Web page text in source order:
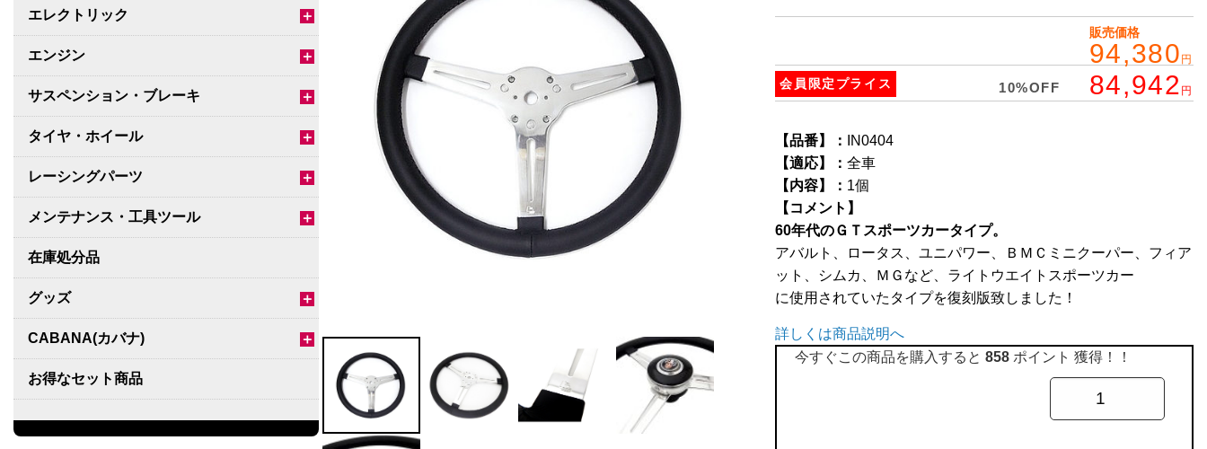
＋
エレクトリック
＋
エンジン
＋
サスペンション・ブレーキ
＋
タイヤ・ホイール
＋
レーシングパーツ
＋
メンテナンス・工具ツール
在庫処分品
＋
グッズ
＋
CABANA(カバナ)
お得なセット商品
チームマルヤマ
販売価格
94,380 円
会員限定 プライス 10%OFF 84,942 円
【品番】：
IN0404
【適応】：全車
【内容】： 1個
【コメント】
60年代のＧＴスポーツカータイプ。
アバルト、ロータス、ユニパワー、ＢＭＣミニクーパー、フィア
ット、シムカ、ＭＧなど、ライトウエイトスポーツカー
に使用されていたタイプを復刻版致しました！
詳しくは商品説明へ
今すぐこの商品を購入すると858 ポイント 獲得！！